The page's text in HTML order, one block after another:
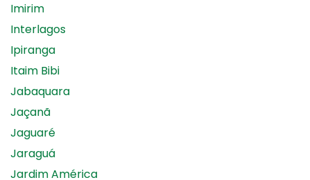
Imirim
Interlagos
Ipiranga
Itaim Bibi
Jabaquara
Jaçanã
Jaguaré
Jaraguá
Jardim América